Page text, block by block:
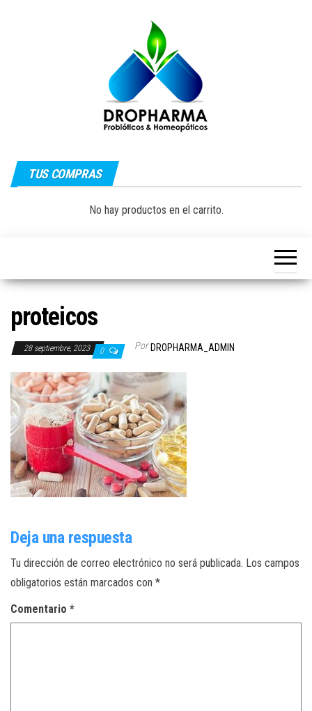
y Natural
Natural|
Guayaquil –
TUS COMPRAS
No hay productos en el carrito.
proteicos
28 septiembre, 2023 0 Por DROPHARMA_ADMIN
Deja una respuesta
Tu dirección de correo electrónico no será publicada. Los campos
obligatorios están marcados con *
Comentario *